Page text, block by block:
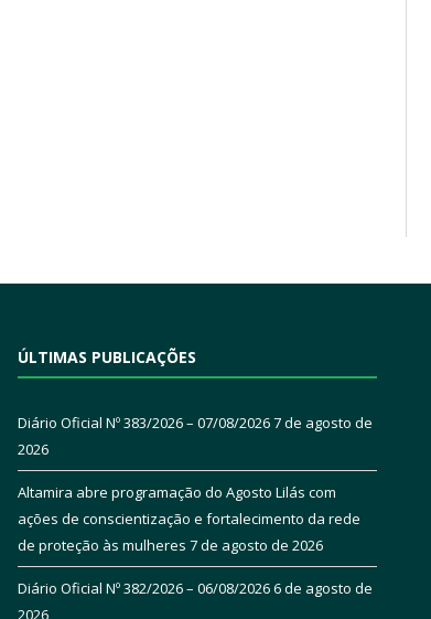
ÚLTIMAS PUBLICAÇÕES
Diário Oficial Nº 383/2026 – 07/08/20267 de agosto de
2026
Altamira abre programação do Agosto Lilás com
ações de conscientização e fortalecimento da rede
de proteção às mulheres 7 de agosto de 2026
Diário Oficial Nº 382/2026 – 06/08/20266 de agosto de
2026